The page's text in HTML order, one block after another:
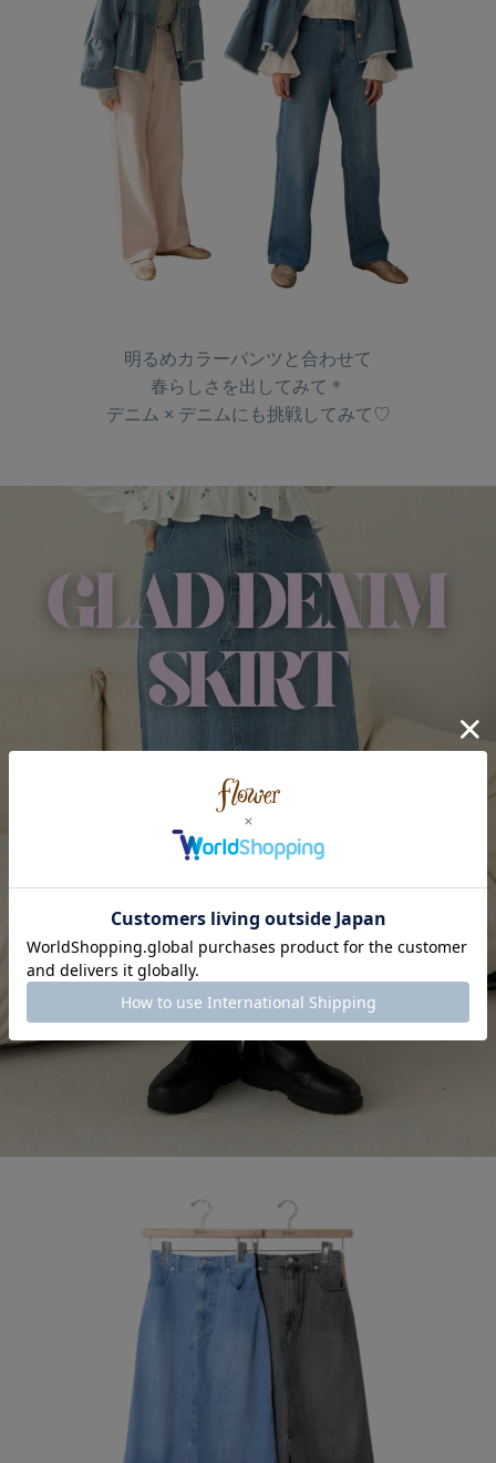
明るめカラーパンツと合わせて
春らしさを出してみて＊
デニム × デニムにも挑戦してみて♡